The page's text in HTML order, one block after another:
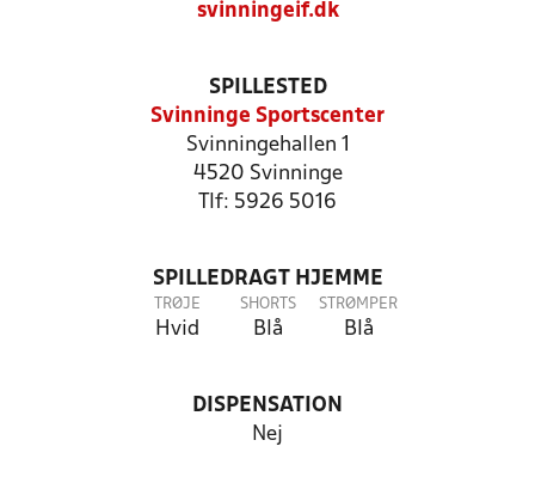
svinningeif.dk
SPILLESTED
Svinninge Sportscenter
Svinningehallen 1
4520 Svinninge
Tlf: 5926 5016
SPILLEDRAGT HJEMME
TRØJE
Hvid
SHORTS
Blå
STRØMPER
Blå
DISPENSATION
Nej